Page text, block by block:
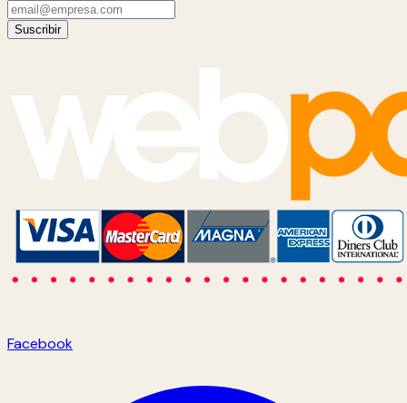
Suscribir
Facebook